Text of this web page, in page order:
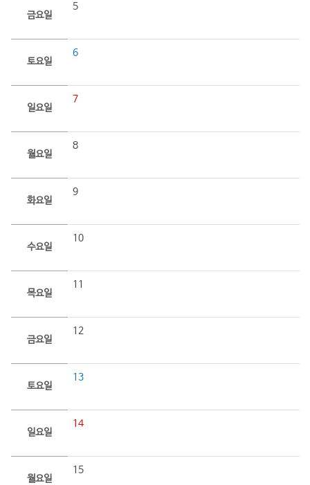
금요일
5
토요일
6
일요일
7
월요일
8
화요일
9
수요일
10
목요일
11
금요일
12
토요일
13
일요일
14
월요일
15